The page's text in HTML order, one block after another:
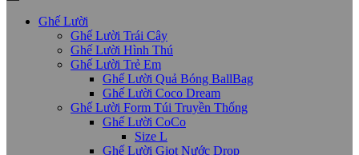
Ghế Lười
Ghế Lười Trái Cây
Ghế Lười Hình Thú
Ghế Lười Trẻ Em
Ghế Lười Quả Bóng BallBag
Ghế Lười Coco Dream
Ghế Lười Form Túi Truyền Thống
Ghế Lười CoCo
Size L
Ghế Lười Giọt Nước Drop